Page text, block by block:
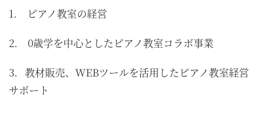
1. ピアノ教室の経営
2. 0歳学を中心としたピアノ教室コラボ事業
3. 教材販売、WEBツールを活用したピアノ教室経営
サポート